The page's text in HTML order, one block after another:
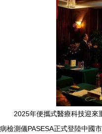
2025年便攜式醫療科技迎
病檢測儀PASESA正式登陸中國